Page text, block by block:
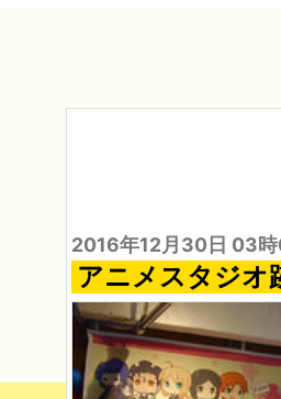
2016年12月30日 03
アニメスタジオ